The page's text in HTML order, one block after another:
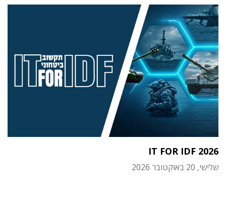
IT FOR IDF 2026
שלישי, 20 באוקטובר 2026